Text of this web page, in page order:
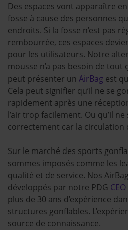
Des espaces vont apparaître
fosse à cause des personnes
endroits. Si la fosse n’est pas
rembourrée, ces espaces
pour les utilisateurs. Notre
mousse n’a pas besoin de tout
peut présenter un AirBag est
Cela peut signifier qu’il ne se
rapidement après une
l’air trop facilement. Ou qu’il
correctement car la circulation
Sur le marché des sports
sommes imposés comme les
qualité et de service. Nos
développés par notre PDG
plus de 30 ans d’expérience
structures gonflables.
source de connaissance.